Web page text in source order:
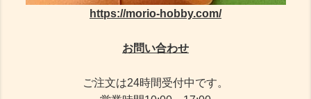
https://morio-hobby.com/
お問い合わせ
ご注文は24時間受付中です。